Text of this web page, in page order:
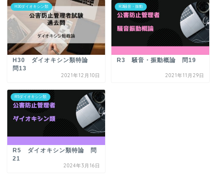
H30ダイオキシン類
H30 ダイオキシン類特論
問13
2021年12月10日
R3騒音・振動
R3 騒音・振動概論 問19
2021年11月29日
R5ダイオキシン類
R5 ダイオキシン類特論 問
21
2024年3月16日